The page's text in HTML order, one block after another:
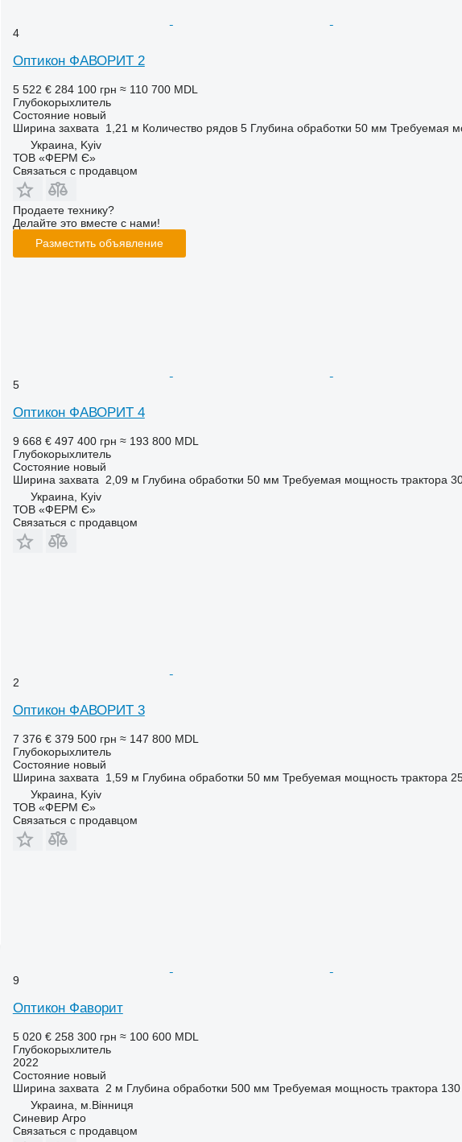
4
Оптикон ФАВОРИТ 2
5 522 € 284 100 грн ≈ 110 700 MDL
Глубокорыхлитель
Состояниеновый
Ширина захвата
1,21 м Количество рядов 5 Глубина обработки 50 мм Требуемая
Украина, Kyiv
ТОВ «ФЕРМ Є»
Связаться с продавцом
Продаете технику?
Делайте это вместе с нами!
Разместить объявление
5
Оптикон ФАВОРИТ 4
9 668 € 497 400 грн ≈ 193 800 MDL
Глубокорыхлитель
Состояниеновый
Ширина захвата
2,09 м Глубина обработки 50 мм Требуемая мощность трактора
Украина, Kyiv
ТОВ «ФЕРМ Є»
Связаться с продавцом
2
Оптикон ФАВОРИТ 3
7 376 € 379 500 грн ≈ 147 800 MDL
Глубокорыхлитель
Состояниеновый
Ширина захвата
1,59 м Глубина обработки 50 мм Требуемая мощность трактора
Украина, Kyiv
ТОВ «ФЕРМ Є»
Связаться с продавцом
9
Оптикон Фаворит
5 020 € 258 300 грн ≈ 100 600 MDL
Глубокорыхлитель
2022
Состояниеновый
Ширина захвата
2 м Глубина обработки 500 мм Требуемая мощность трактора 130
Украина, м.Вінниця
Синевир Агро
Связаться с продавцом